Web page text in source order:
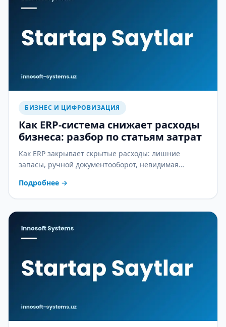
БИЗНЕС И ЦИФРОВИЗАЦИЯ
Как ERP-система снижает расходы
бизнеса: разбор по статьям затрат
Как ERP закрывает скрытые расходы: лишние
запасы, ручной документооборот, невидимая
разбор.
Подробнее →